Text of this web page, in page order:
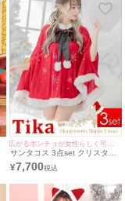
広がるポンチョが女性らしく可愛い印象に♪
サンタコス 3点set クリスタル
ビジューデザインフード付きふ
わふわポンチョ サンタ コスプ
¥7,700